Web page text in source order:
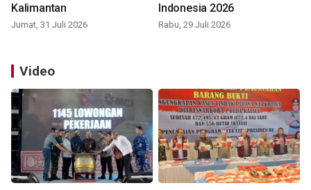
Kalimantan
Jumat, 31 Juli 2026
Indonesia 2026
Rabu, 29 Juli 2026
Video